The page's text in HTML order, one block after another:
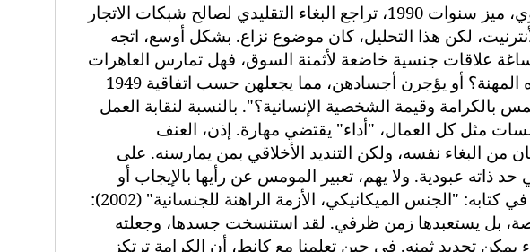
حسب البعثة البرلمانية، لـ بوسكي جوفروي، ميز سنوات 1990، تراجع البغاء التقليدي لصالح شبكات الاتجار
لكن هذا التحليل، كان موضوع نزاع. بشكل أوسع، اتجه
علاقات جنسية خاضعة لأثمنة السوق، فهل تمارس العاهرات
بذلك عملاً، كما يدعي أنصار الاعتراف بهذه المهنة؟ أو يؤجرن أجسادهن، مما يجعلهن حسب اتفاقية 1949
بالكرامة وقيمة الشخصية الإنسانية؟". بالنسبة لنقابة العمل
مثل كل العمال، "أداء" يقتضي مهارة. إذن، العنف
من البغاء نفسه، ولكن التنديد الأخلاقي بمن يمارسنه. على
ذاته عبودية. ولا يهم، تعبير المومس عن رأيها بالإيجاب أو
السلب. يقول، الفيلسوف ومنيك فولشيد في كتابه: "الجنس الميكانيكي، الأزمة الراهنة للجنسانية" (2002):
بل يستعبدها زمن ظرفي. لقد استنسخت جسدها، وجعلته
تحديد ثمنه. في حين تعلمنا مع كانط، أن الكرامة ترتكز